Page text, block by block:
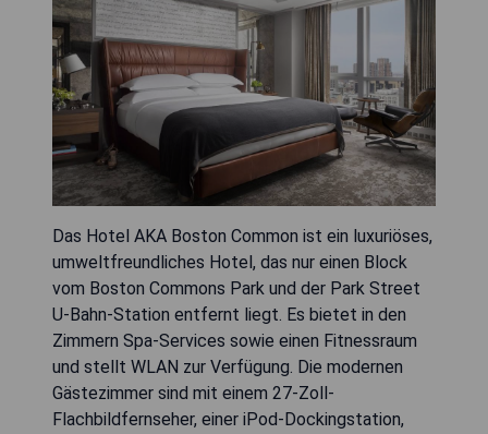
Das Hotel AKA Boston Common ist ein luxuriöses,
umweltfreundliches Hotel, das nur einen Block
vom Boston Commons Park und der Park Street
U-Bahn-Station entfernt liegt. Es bietet in den
Zimmern Spa-Services sowie einen Fitnessraum
und stellt WLAN zur Verfügung. Die modernen
Gästezimmer sind mit einem 27-Zoll-
Flachbildfernseher, einer iPod-Dockingstation,